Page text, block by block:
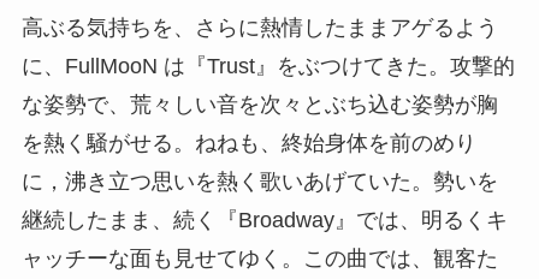
高ぶる気持ちを、さらに熱情したままアゲるよう
に、FullMooN は『Trust』をぶつけてきた。攻撃的
な姿勢で、荒々しい音を次々とぶち込む姿勢が胸
を熱く騒がせる。ねねも、終始身体を前のめり
に，沸き立つ思いを熱く歌いあげていた。勢いを
継続したまま、続く『Broadway』では、明るくキ
ャッチーな面も見せてゆく。この曲では、観客た